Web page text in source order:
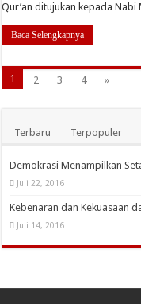
Qur’an ditujukan kepada
Baca Selengkapnya
1 2 3 4 »
Terbaru Terpopuler
Demokrasi Menampilkan
Juli 22, 2016
Kebenaran dan Kekuasaan
Juli 14, 2016